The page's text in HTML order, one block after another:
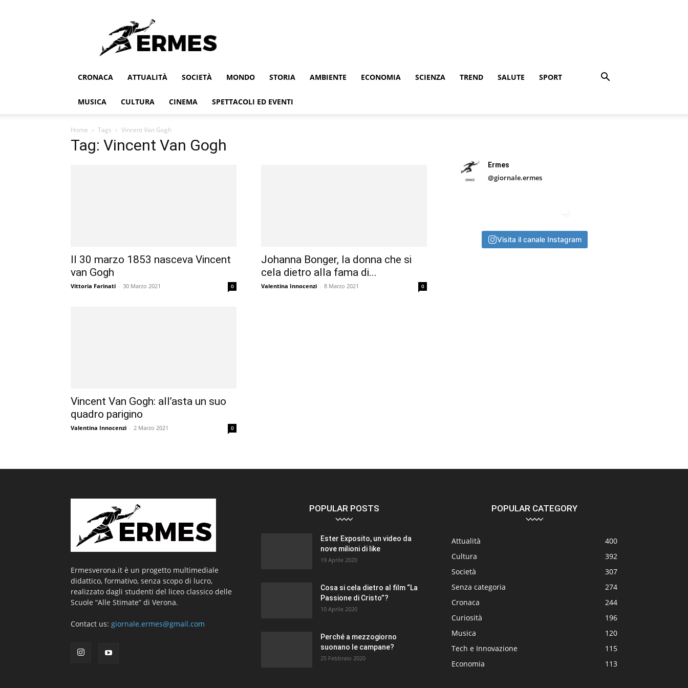
CRONACA ATTUALITÀ SOCIETÀ MONDO STORIA AMBIENTE ECONOMIA SCIENZA TREND SALUTE SPORT
MUSICA CULTURA CINEMA SPETTACOLI ED EVENTI
Home Tags Vincent Van Gogh
Tag: Vincent Van Gogh
Il 30 marzo 1853 nasceva Vincent
van Gogh
Vittoria Farinati - 30 Marzo 2021 0
Johanna Bonger, la donna che si
cela dietro alla fama di...
Valentina Innocenzi - 8 Marzo 2021 0
Vincent Van Gogh: all’asta un suo
quadro parigino
Valentina Innocenzi - 2 Marzo 2021 0
Ermes
@giornale.ermes
Visita il canale Instagram
Ermesverona.it è un progetto multimediale
didattico, formativo, senza scopo di lucro,
realizzato dagli studenti del liceo classico delle
Scuole “Alle Stimate” di Verona.
Contact us: giornale.ermes@gmail.com
POPULAR POSTS
Ester Exposito, un video da
nove milioni di like
19 Aprile 2020
Cosa si cela dietro al film “La
Passione di Cristo”?
10 Aprile 2020
Perché a mezzogiorno
suonano le campane?
25 Febbraio 2020
POPULAR CATEGORY
Attualità
400
Cultura
392
Società
307
Senza categoria
274
Cronaca
244
Curiosità
196
Musica
120
Tech e Innovazione
115
Economia
113